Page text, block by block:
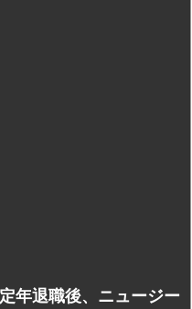
年退職後、ニュージー